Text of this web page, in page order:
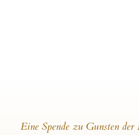
Eine Spende zu Gunsten